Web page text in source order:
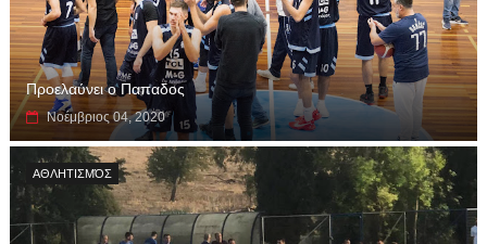
Προελαύνει ο Παπαδος
Νοέμβριος 04, 2020
ΑΘΛΗΤΙΣΜΌΣ